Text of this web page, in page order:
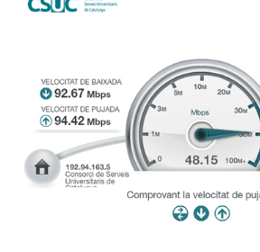
El
Orange
CATNIX